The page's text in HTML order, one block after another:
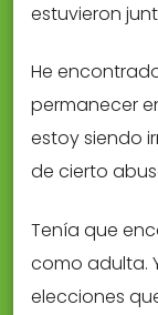
estuvieron
He
permanecer
estoy siendo
de cierto
Tenía que
como adulta.
elecciones